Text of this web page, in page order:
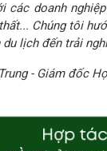
các doanh
Chúng tôi
lịch đến trải
- Giám đốc